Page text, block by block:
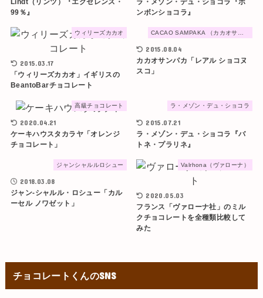
99％』
ンボンショコラ』
ウィリーズカカオ
2015.03.17
「ウィリーズカカオ」イギリスの
BeantoBarチョコレート
2015.08.04
カカオサンパカ「レアル ショコヌ
スコ」
高級チョコレート
2020.04.21
ケーキハウスタカラヤ「オレンジ
チョコレート」
ラ・メゾン・デュ・ショコラ
2015.07.21
ラ・メゾン・デュ・ショコラ『バ
トネ・プラリネ』
ジャンシャルルロシュー
2018.03.08
ジャン-シャルル・ロシュー「カル
ーセル ノワゼット」
Valrhona（ヴァローナ）
2020.05.03
フランス「ヴァローナ社」のミル
クチョコレートを全種類比較して
みた
チョコレートくんのSNS